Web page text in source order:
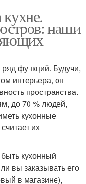
наши
функций. Будучи,
интерьера, он
пространства.
до 70 % людей,
кухонные
их
кухонный
вы заказывать его
в магазине),